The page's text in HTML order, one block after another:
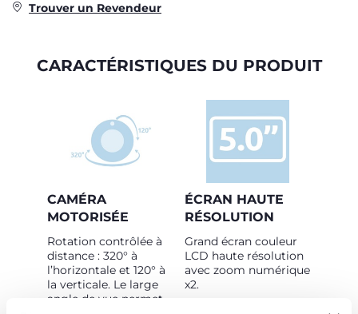
Trouver un Revendeur
CARACTÉRISTIQUES DU PRODUIT
CAMÉRA
MOTORISÉE
Rotation contrôlée à
distance : 320° à
l’horizontale et 120° à
la verticale. Le large
angle de vue permet
ÉCRAN HAUTE
RÉSOLUTION
Grand écran couleur
LCD haute résolution
avec zoom numérique
x2.